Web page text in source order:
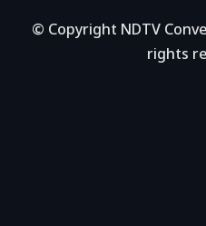
© Copyright NDTV
rights